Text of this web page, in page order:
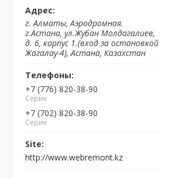
г. Алматы, Аэродромная.
г.Астана, ул.Жубан Молдагалиев,
д. 6, корпус 1.(вход за остановкой
Жагалау-4), Астана, Казахстан
+7 (776) 820-38-90
Серик
+7 (702) 820-38-90
Серик
http://www.webremont.kz